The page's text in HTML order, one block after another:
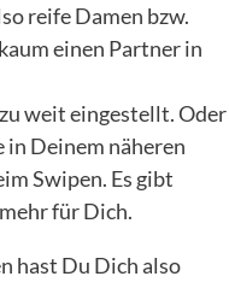
reife Damen bzw.
einen Partner in
weit eingestellt. Oder
in Deinem näheren
Swipen. Es gibt
für Dich.
hast Du Dich also